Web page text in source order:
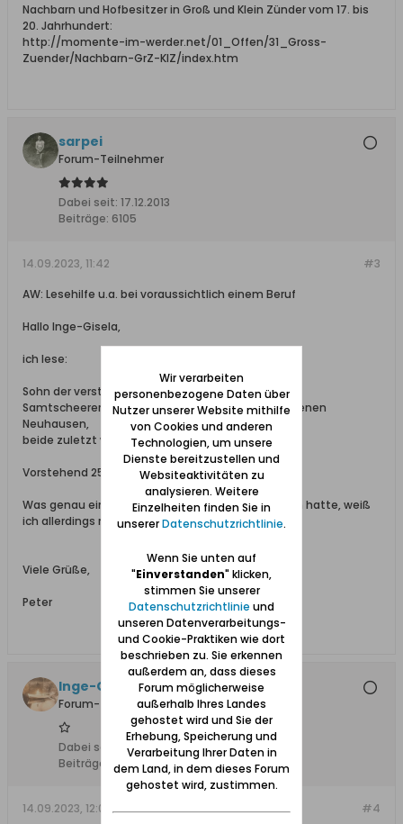
Nachbarn und Hofbesitzer in Groß und Klein Zünder vom 17. bis
20. Jahrhundert:
http://momente-im-werder.net/01_Offen/31_Gross-
Zuender/Nachbarn-GrZ-KlZ/index.htm
sarpei
Forum-Teilnehmer
Dabei seit: 17.12.2013
Beiträge: 6105
#3
14.09.2023, 11:42
AW: Lesehilfe u.a. bei voraussichtlich einem Beruf
Hallo Inge-Gisela,
ich lese:
Sohn der verstorbenen Eheleute
Samtscheerer Gustav Meyer und Elisabeth, geborenen
Neuhausen,
beide zuletzt wohnhaft in Verberg.
Vorstehend 25 Druckwörter gestrichen
Was genau ein Samtscheerer/Samtscherer zu tun hatte, weiß
ich allerdings nicht zu sagen.
Viele Grüße,
Peter
Inge-Gisela
Forum-Teilnehmer
Dabei seit:
09.11.2012
Beiträge:
1842
#4
14.09.2023, 12:02
Wir verarbeiten
personenbezogene Daten über
Nutzer unserer Website mithilfe
von Cookies und anderen
Technologien, um unsere
Dienste bereitzustellen und
Websiteaktivitäten zu
analysieren. Weitere
Einzelheiten finden Sie in
unsererDatenschutzrichtlinie.
Wenn Sie unten auf
"Einverstanden" klicken,
stimmen Sie unserer
Datenschutzrichtlinie und
unseren Datenverarbeitungs-
und Cookie-Praktiken wie dort
beschrieben zu. Sie erkennen
außerdem an, dass dieses
Forum möglicherweise
außerhalb Ihres Landes
gehostet wird und Sie der
Erhebung, Speicherung und
Verarbeitung Ihrer Daten in
dem Land, in dem dieses Forum
gehostet wird, zustimmen.